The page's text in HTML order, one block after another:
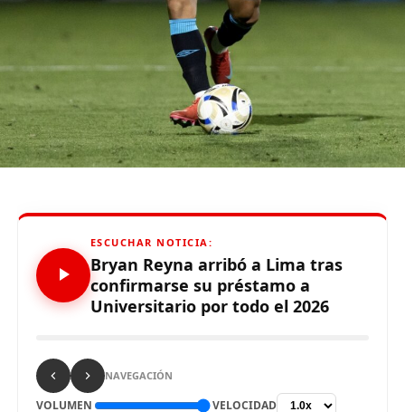
De otro lado, se reportó que supuestos hinchas de
Sporting Cristal realizaron pintas y ciertos daños en los
alrededores del Estadio Alejandro Villanueva – Matute,
durante el partido ante Carabobo por Copa Libertadores
2026. Con este panorama, se abre la posibilidad de que
Alianza Lima no preste nuevamente el recinto deportivo
a los celestes, por lo que se abre una nueva posibilidad
Comparte esto:
ESCUCHAR NOTICIA:
Bryan Reyna arribó a Lima tras
confirmarse su préstamo a
Universitario por todo el 2026
NAVEGACIÓN
VOLUMEN VELOCIDAD